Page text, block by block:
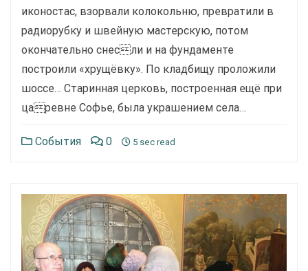
иконостас, взорвали колокольню, превратили в
радиорубку и швейную мастерскую, потом
окончательно снесли и на фундаменте
построили «хрущёвку». По кладбищу проложили
шоссе… Старинная церковь, построенная ещё при
царевне Софье, была украшением села…
События 0 5 sec read